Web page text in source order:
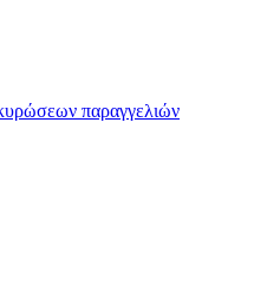
παραγγελιών